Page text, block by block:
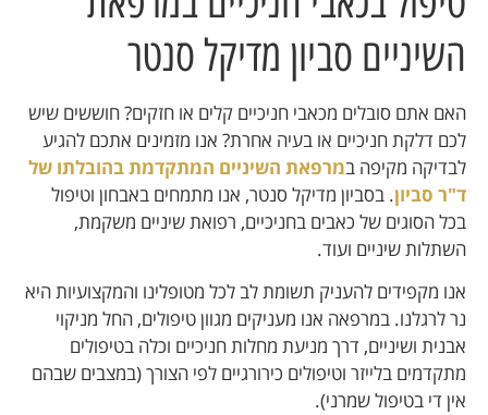
השיניים סביון מדיקל סנטר
האם אתם סובלים מכאבי חניכיים קלים או חזקים? חוששים שיש
לכם דלקת חניכיים או בעיה אחרת? אנו מזמינים אתכם להגיע
לבדיקה מקיפה במרפאת השיניים המתקדמת בהובלתו של
ד"ר סביון. בסביון מדיקל סנטר, אנו מתמחים באבחון וטיפול
בכל הסוגים של כאבים בחניכיים, רפואת שיניים משקמת,
השתלות שיניים ועוד.
אנו מקפידים להעניק תשומת לב לכל מטופלינו והמקצועיות היא
נר לרגלנו. במרפאה אנו מעניקים מגוון טיפולים, החל מניקוי
אבנית ושיניים, דרך מניעת מחלות חניכיים וכלה בטיפולים
מתקדמים בלייזר וטיפולים כירורגיים לפי הצורך (במצבים שבהם
אין די בטיפול שמרני).